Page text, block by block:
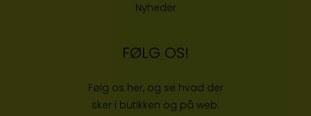
Nyheder
FØLG OS!
Følg os her, og se hvad der
sker i butikken og på web: